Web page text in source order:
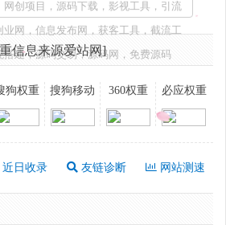
创项目，源码下载，影视工具，引流
网，信息发布网，获客工具，截流工
建，源码交易，源码网，免费源码
信息来源爱站网]
狗权重 搜狗移动 360权重 必应权重
日收录 友链诊断 网站测速